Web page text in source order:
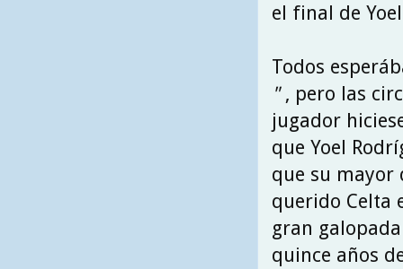
el final de
Todos
", pero las
jugador
que Yoel
que su mayor
querido Celta
gran
quince años